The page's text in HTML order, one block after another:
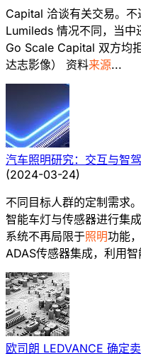
Capital 洽谈有关交易。不
Lumileds 情况不同，当中
Go Scale Capital 双方均
达志影像） 资料来源...
汽车照明研究：交互与智
(2024-03-24)
不同目标人群的定制需求
智能车灯与传感器进行集
系统不再局限于照明功能
ADAS传感器集成，利用
欧司朗 LEDVANCE 确定